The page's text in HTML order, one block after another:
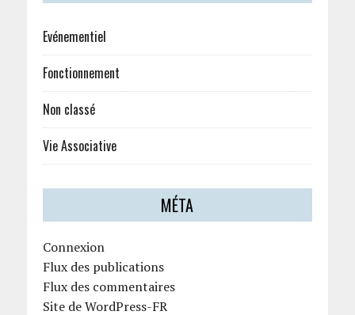
Evénementiel
Fonctionnement
Non classé
Vie Associative
MÉTA
Connexion
Flux des publications
Flux des commentaires
Site de WordPress-FR